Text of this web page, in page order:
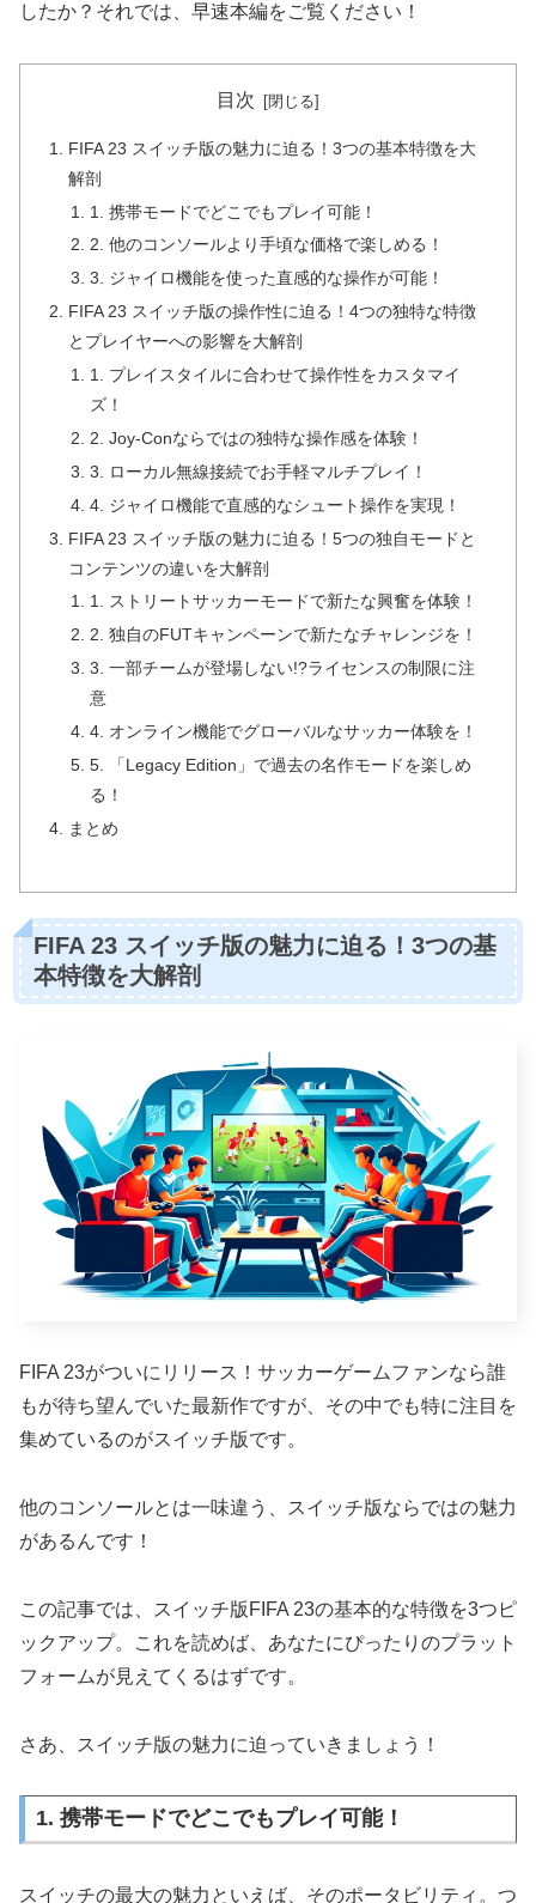
したか？それでは、早速本編をご覧ください！
目次
FIFA 23 スイッチ版の魅力に迫る！3つの基本特徴を大
解剖
1. 携帯モードでどこでもプレイ可能！
2. 他のコンソールより手頃な価格で楽しめる！
3. ジャイロ機能を使った直感的な操作が可能！
FIFA 23 スイッチ版の操作性に迫る！4つの独特な特徴
とプレイヤーへの影響を大解剖
1. プレイスタイルに合わせて操作性をカスタマイ
ズ！
2. Joy-Conならではの独特な操作感を体験！
3. ローカル無線接続でお手軽マルチプレイ！
4. ジャイロ機能で直感的なシュート操作を実現！
FIFA 23 スイッチ版の魅力に迫る！5つの独自モードと
コンテンツの違いを大解剖
1. ストリートサッカーモードで新たな興奮を体験！
2. 独自のFUTキャンペーンで新たなチャレンジを！
3. 一部チームが登場しない!?ライセンスの制限に注
意
4. オンライン機能でグローバルなサッカー体験を！
5. 「Legacy Edition」で過去の名作モードを楽しめ
る！
まとめ
FIFA 23 スイッチ版の魅力に迫る！3つの基
本特徴を大解剖
FIFA 23がついにリリース！サッカーゲームファンなら誰
もが待ち望んでいた最新作ですが、その中でも特に注目を
集めているのがスイッチ版です。
他のコンソールとは一味違う、スイッチ版ならではの魅力
があるんです！
この記事では、スイッチ版FIFA 23の基本的な特徴を3つピ
ックアップ。これを読めば、あなたにぴったりのプラット
フォームが見えてくるはずです。
さあ、スイッチ版の魅力に迫っていきましょう！
1. 携帯モードでどこでもプレイ可能！
スイッチの最大の魅力といえば、そのポータビリティ。つ